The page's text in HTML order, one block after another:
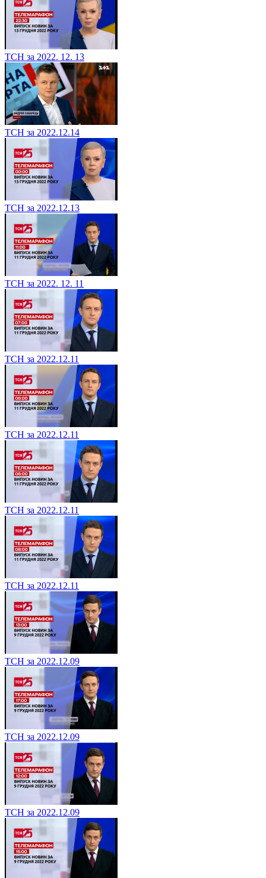
ТСН за 2022. 12. 13
ТСН за 2022.12.14
ТСН за 2022.12.13
ТСН за 2022. 12. 11
ТСН за 2022.12.11
ТСН за 2022.12.11
ТСН за 2022.12.11
ТСН за 2022.12.11
ТСН за 2022.12.09
ТСН за 2022.12.09
ТСН за 2022.12.09